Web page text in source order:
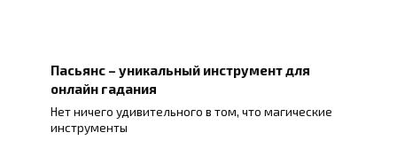
Пасьянс – уникальный инструмент для
онлайн гадания
Нет ничего удивительного в том, что магические
инструменты